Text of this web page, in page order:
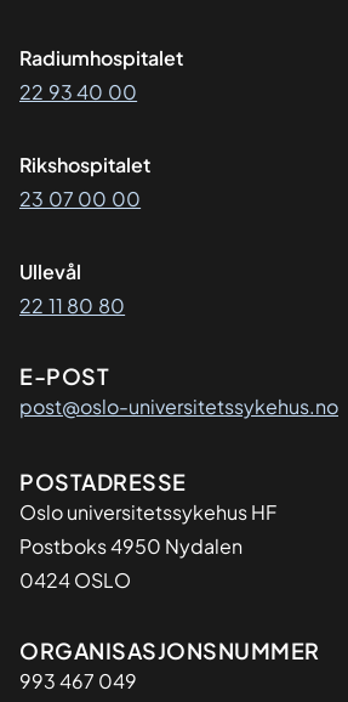
Radiumhospitalet
22 93 40 00
Rikshospitalet
23 07 00 00
Ullevål
22 11 80 80
E-POST
post@oslo-universitetssykehus.no
Adresse
POSTADRESSE
Oslo universitetssykehus HF
Postboks 4950 Nydalen
0424 OSLO
Organisasjon
ORGANISASJONSNUMMER
993 467 049